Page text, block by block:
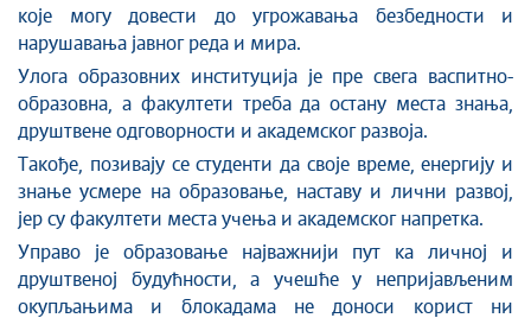
које могу довести до угрожавања безбедности и
нарушавања јавног реда и мира.
Улога образовних институција је пре свега васпитно-
образовна, а факултети треба да остану места знања,
друштвене одговорности и академског развоја.
Такође, позивају се студенти да своје време, енергију и
знање усмере на образовање, наставу и лични развој,
јер су факултети места учења и академског напретка.
Управо је образовање најважнији пут ка личној и
друштвеној будућности, а учешће у непријављеним
окупљањима и блокадама не доноси корист ни